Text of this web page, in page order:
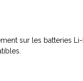
sur les batteries Li-